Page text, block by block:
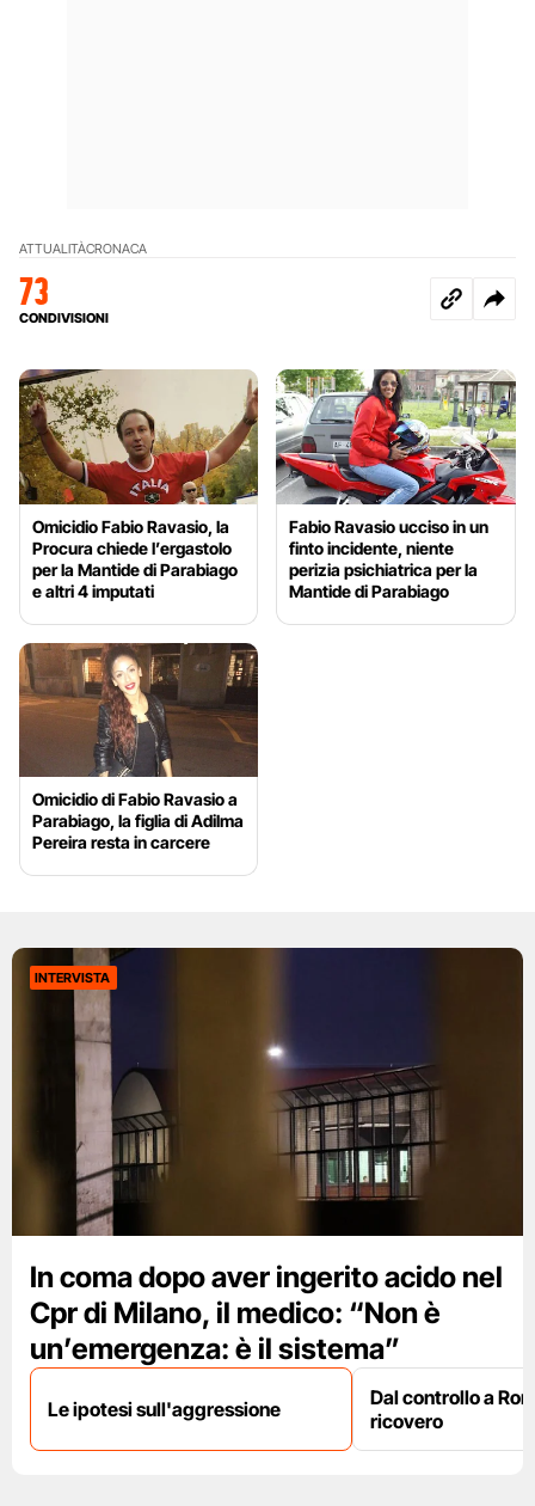
ATTUALITÀCRONACA
73
CONDIVISIONI
Omicidio Fabio Ravasio, la
Procura chiede l’ergastolo
per la Mantide di Parabiago
e altri 4 imputati
Fabio Ravasio ucciso in un
finto incidente, niente
perizia psichiatrica per la
Mantide di Parabiago
Omicidio di Fabio Ravasio a
Parabiago, la figlia di Adilma
Pereira resta in carcere
INTERVISTA
In coma dopo aver ingerito acido nel
Cpr di Milano, il medico: “Non è
un’emergenza: è il sistema”
Le ipotesi sull'aggressione
Dal controllo a
ricovero